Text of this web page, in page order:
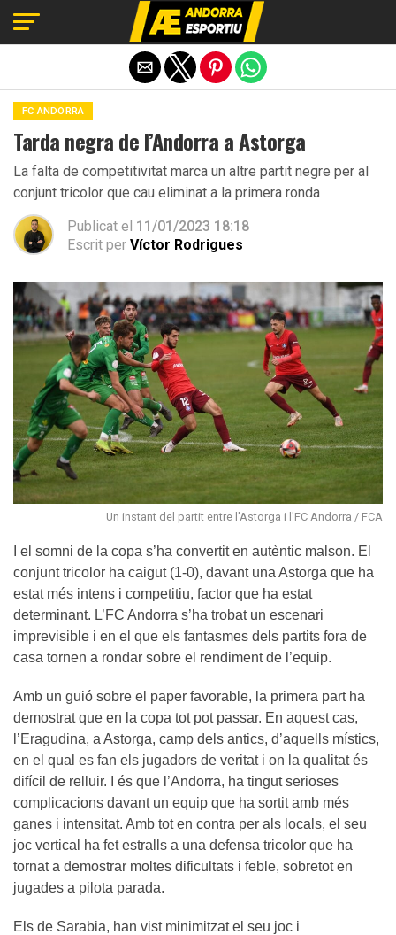
FC ANDORRA
Tarda negra de l’Andorra a Astorga
La falta de competitivitat marca un altre partit negre per al
conjunt tricolor que cau eliminat a la primera ronda
Publicat el 11/01/2023 18:18
Escrit per Víctor Rodrigues
Un instant del partit entre l'Astorga i l'FC Andorra / FCA
I el somni de la copa s’ha convertit en autèntic malson. El
conjunt tricolor ha caigut (1-0), davant una Astorga que ha
estat més intens i competitiu, factor que ha estat
determinant. L’FC Andorra s’ha trobat un escenari
imprevisible i en el que els fantasmes dels partits fora de
casa tornen a rondar sobre el rendiment de l’equip.
Amb un guió sobre el paper favorable, la primera part ha
demostrat que en la copa tot pot passar. En aquest cas,
l’Eragudina, a Astorga, camp dels antics, d’aquells místics,
en el qual es fan els jugadors de veritat i on la qualitat és
difícil de relluir. I és que l’Andorra, ha tingut serioses
complicacions davant un equip que ha sortit amb més
ganes i intensitat. Amb tot en contra per als locals, el seu
joc vertical ha fet estralls a una defensa tricolor que ha
tornat a demostrar moltes dificultats i feble, sobretot en
jugades a pilota parada.
Els de Sarabia, han vist minimitzat el seu joc i
Exit mobile version